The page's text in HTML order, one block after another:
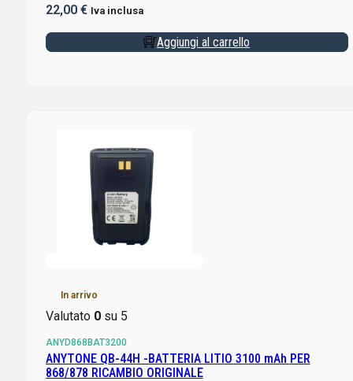
22,00 € Iva inclusa
Aggiungi al carrello
In arrivo
Valutato 0su 5
ANYD868BAT3200
ANYTONE QB-44H -BATTERIA LITIO 3100 mAh PER
868/878 RICAMBIO ORIGINALE